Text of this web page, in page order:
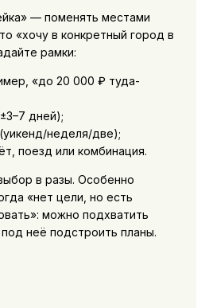
— поменять местами
«хочу в конкретный город в
рамки:
«до 20 000 ₽ туда-
дней);
неделя/две);
поезд или комбинация.
в разы. Особенно
«нет цели, но есть
можно подхватить
неё подстроить планы.